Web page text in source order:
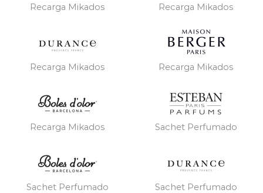
Recarga Mikados Recarga Mikados
Recarga Mikados Recarga Mikados
Recarga Mikados Sachet Perfumado
Sachet Perfumado Sachet Perfumado